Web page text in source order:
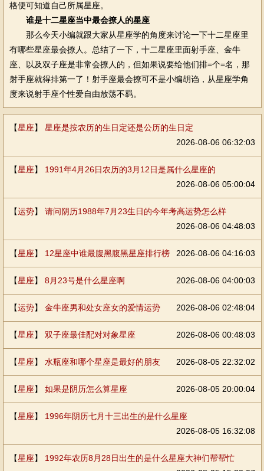
格便可知道自己所属星座。
谁是十二星座当中最会撩人的星座
那么今天小编就跟大家从星座学的角度来讨论一下十二星座里
有哪些星座最会撩人。总结了一下，十二星座里面射手座、金牛
座、以及双子座是非常会撩人的，但如果说要给他们排=个=名，那
射手座就得排第一了！射手座最会撩可不是小编胡诌，从星座学角
度来说射手座个性爱自由放荡不羁。
【星座】 星座是按农历的生日定还是公历的生日定
2026-08-06 06:32:03
【星座】 1991年4月26日农历的3月12日是属什么星座的
2026-08-06 05:00:04
【运势】 请问阴历1988年7月23生日的今年考高运势怎么样
2026-08-06 04:48:03
【星座】 12星座中谁最腹黑腹黑星座排行榜 2026-08-06 04:16:03
【星座】 8月23号是什么星座啊 2026-08-06 04:00:03
【运势】 金牛座男和处女座女的爱情运势 2026-08-06 02:48:04
【星座】 双子座最佳配对对象星座 2026-08-06 00:48:03
【星座】 水瓶座和哪个星座是最好的朋友 2026-08-05 22:32:02
【星座】 如果是阴历怎么算星座 2026-08-05 20:00:04
【星座】 1996年阴历七月十三出生的是什么星座
2026-08-05 16:32:08
【星座】 1992年农历8月28日出生的是什么星座大神们帮帮忙